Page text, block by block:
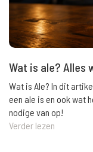
Wat is ale? Alles
Wat is Ale? In dit
een ale is en ook wat
nodige van op!
Verder lezen